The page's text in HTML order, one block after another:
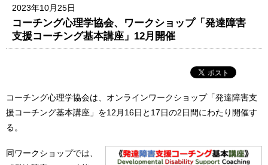
2023年10月25日
コーチング心理学協会、ワークショップ「発達障害
支援コーチング基本講座」12月開催
コーチング心理学協会は、オンラインワークショップ「発達障害支
援コーチング基本講座」を12月16日と17日の2日間にわたり開催す
る。
同ワークショップでは、